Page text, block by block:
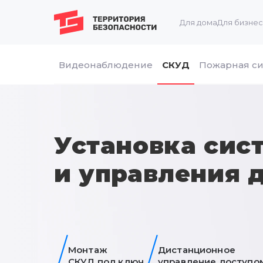
Для домаДля
Видеонаблюдение СКУД Пожарная
Установка
и управления
Монтаж
Дистанционное